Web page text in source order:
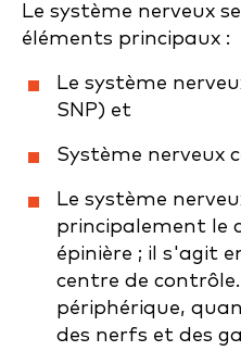
Le système nerveux
éléments principaux :
Le système
SNP) et
Système nerveux
Le système
principalement le
épinière ; il s'agit
centre de
périphérique,
des nerfs et des